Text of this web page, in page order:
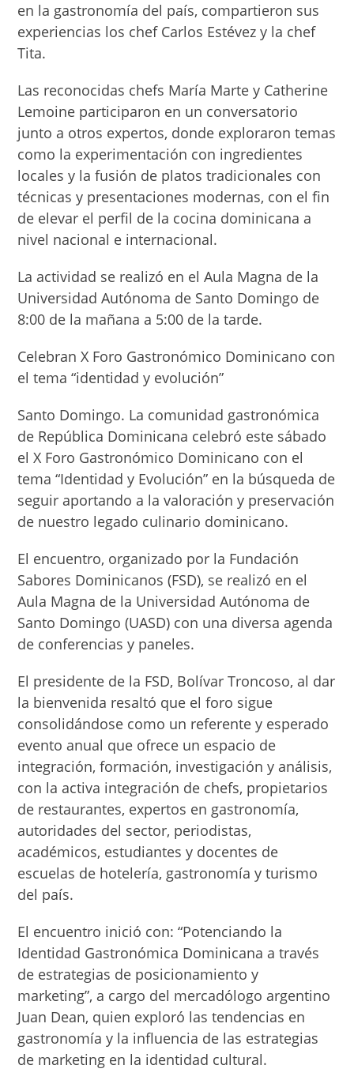
en la gastronomía del país, compartieron sus
experiencias los chef Carlos Estévez y la chef
Tita.
Las reconocidas chefs María Marte y Catherine
Lemoine participaron en un conversatorio
junto a otros expertos, donde exploraron temas
como la experimentación con ingredientes
locales y la fusión de platos tradicionales con
técnicas y presentaciones modernas, con el fin
de elevar el perfil de la cocina dominicana a
nivel nacional e internacional.
La actividad se realizó en el Aula Magna de la
Universidad Autónoma de Santo Domingo de
8:00 de la mañana a 5:00 de la tarde.
Celebran X Foro Gastronómico Dominicano con
el tema “identidad y evolución”
Santo Domingo. La comunidad gastronómica
de República Dominicana celebró este sábado
el X Foro Gastronómico Dominicano con el
tema “Identidad y Evolución” en la búsqueda de
seguir aportando a la valoración y preservación
de nuestro legado culinario dominicano.
El encuentro, organizado por la Fundación
Sabores Dominicanos (FSD), se realizó en el
Aula Magna de la Universidad Autónoma de
Santo Domingo (UASD) con una diversa agenda
de conferencias y paneles.
El presidente de la FSD, Bolívar Troncoso, al dar
la bienvenida resaltó que el foro sigue
consolidándose como un referente y esperado
evento anual que ofrece un espacio de
integración, formación, investigación y análisis,
con la activa integración de chefs, propietarios
de restaurantes, expertos en gastronomía,
autoridades del sector, periodistas,
académicos, estudiantes y docentes de
escuelas de hotelería, gastronomía y turismo
del país.
El encuentro inició con: “Potenciando la
Identidad Gastronómica Dominicana a través
de estrategias de posicionamiento y
marketing”, a cargo del mercadólogo argentino
Juan Dean, quien exploró las tendencias en
gastronomía y la influencia de las estrategias
de marketing en la identidad cultural.